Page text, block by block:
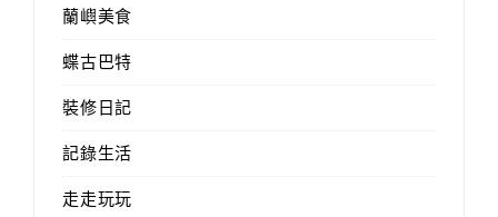
蘭嶼美食
蝶古巴特
裝修日記
記錄生活
走走玩玩